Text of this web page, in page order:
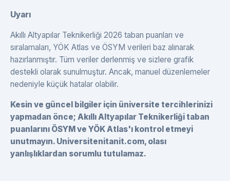
Uyarı
Akıllı Altyapılar Teknikerliği 2026 taban puanları ve
sıralamaları, YÖK Atlas ve ÖSYM verileri baz alınarak
hazırlanmıştır. Tüm veriler derlenmiş ve sizlere grafik
destekli olarak sunulmuştur. Ancak, manuel düzenlemeler
nedeniyle küçük hatalar olabilir.
Kesin ve güncel bilgiler için üniversite tercihlerinizi
yapmadan önce; Akıllı Altyapılar Teknikerliği taban
puanlarını ÖSYM ve YÖK Atlas'ı kontrol etmeyi
unutmayın. Universitenitanit.com, olası
yanlışlıklardan sorumlu tutulamaz.